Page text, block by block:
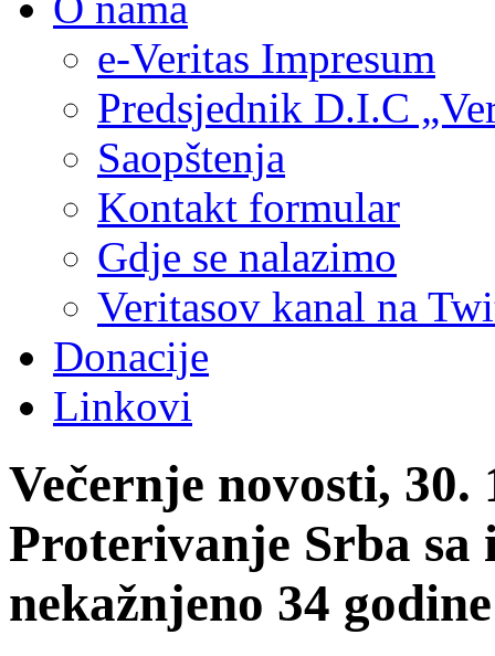
e-Veritas Impresum
Predsjednik D.I.C
Saopštenja
Kontakt formular
Gdje se nalazimo
Veritasov kanal na
Donacije
Linkovi
Večernje novosti,
Proterivanje Srba sa
nekažnjeno 34 godine